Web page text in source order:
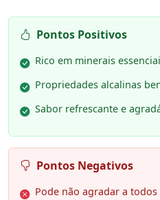
Pontos Positivos
Rico em minerais
Propriedades alcalinas
Sabor refrescante e
Pontos Negativos
Pode não agradar a todos